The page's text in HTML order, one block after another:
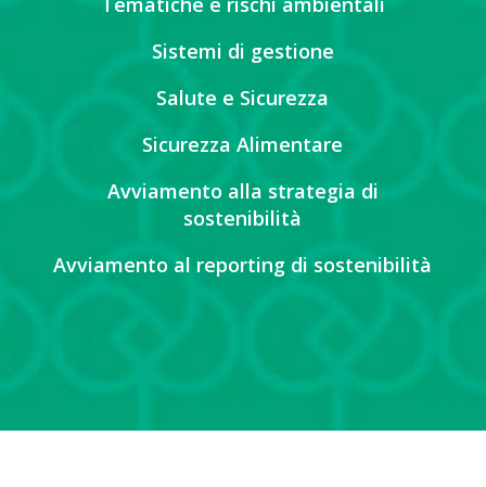
Sistemi di gestione
Salute e Sicurezza
Sicurezza Alimentare
Avviamento alla strategia di
sostenibilità
Avviamento al reporting di sostenibilità